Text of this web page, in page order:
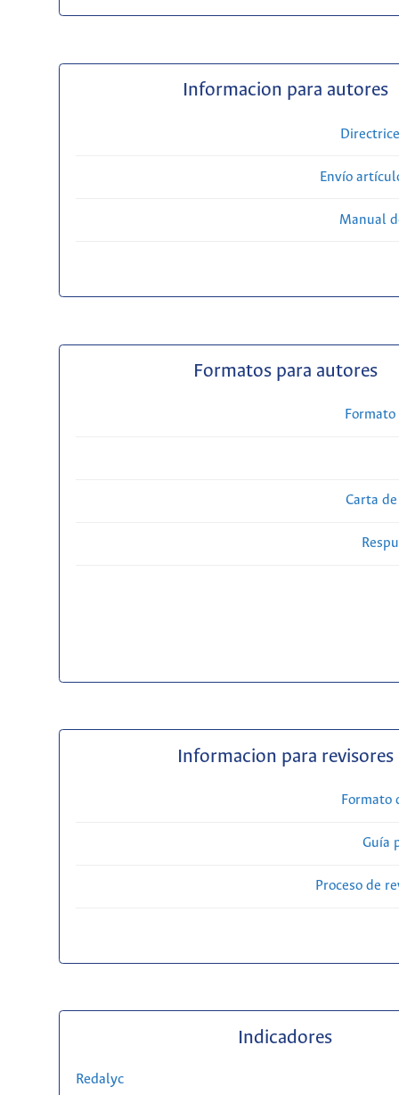
Informacion para autores
Envío
Manual
Formatos para autores
Carta
Informacion para revisores
Formato
Guía
Proceso de
Indicadores
Redalyc